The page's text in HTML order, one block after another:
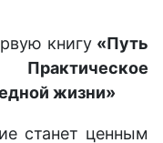
книгу «Путь
жизни»
станет ценным